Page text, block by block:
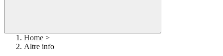
Home >
Altre info